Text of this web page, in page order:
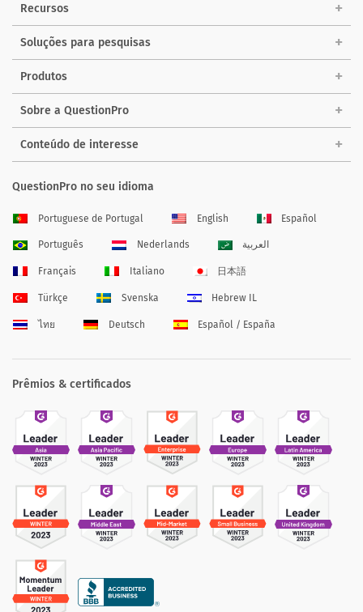
Recursos
Soluções para pesquisas
Produtos
Sobre a QuestionPro
Conteúdo de interesse
QuestionPro no seu idioma
Portuguese de Portugal English Español
Português Nederlands العربية
Français Italiano 日本語
Türkçe Svenska Hebrew IL
ไทย Deutsch Español / España
Prêmios & certificados